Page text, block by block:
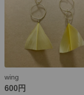
wing
600円